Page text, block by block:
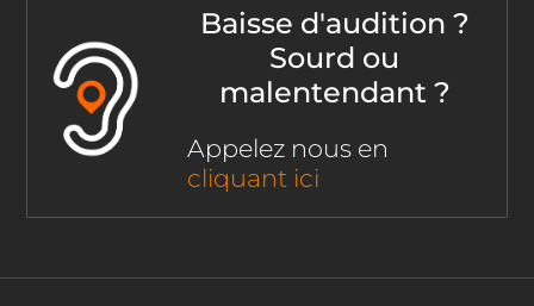
Baisse d'audition ?
Sourd ou
malentendant ?
Appelez nous en
cliquant ici